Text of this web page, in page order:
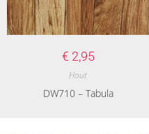
€ 2,95
Hout
DW710 – Tabula